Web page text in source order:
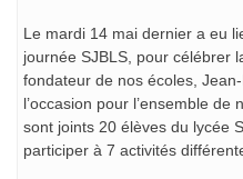
Le mardi 14 mai dernier a eu
journée SJBLS, pour célébrer
fondateur de nos écoles,
l’occasion pour l’ensemble
sont joints 20 élèves du lycée
participer à 7 activités